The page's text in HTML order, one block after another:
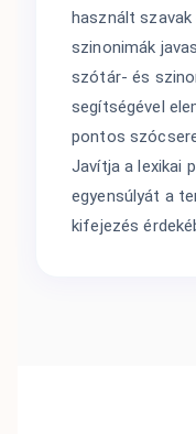
használt
szinonimák
szótár- és
segítségével
pontos
Javítja a lexikai
egyensúlyát a
kifejezés